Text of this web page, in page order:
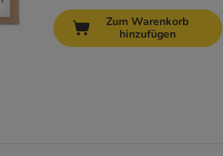
Zum Warenkorb
hinzufügen